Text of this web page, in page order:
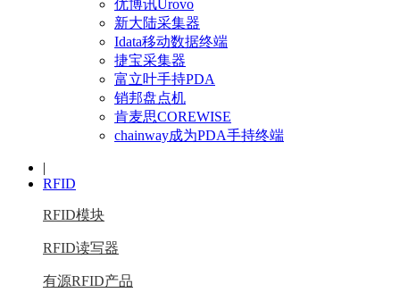
优博讯Urovo
新大陆采集器
Idata移动数据终端
捷宝采集器
富立叶手持PDA
销邦盘点机
肯麦思COREWISE
chainway成为PDA手持终端
|
RFID
RFID模块
RFID读写器
有源RFID产品